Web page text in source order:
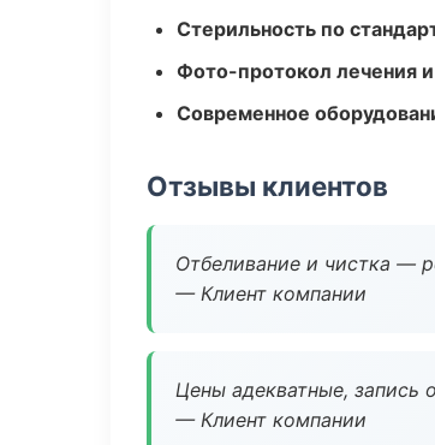
Стерильность по
Фото-протокол лечения
Современное
Отзывы клиентов
Отбеливание и чистка —
— Клиент компании
Цены адекватные, запись
— Клиент компании